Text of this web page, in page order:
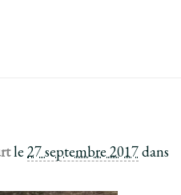
le 27 septembre 2017dans